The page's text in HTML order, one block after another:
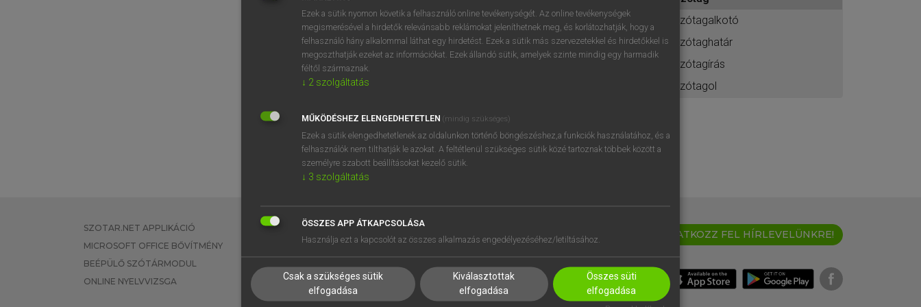
BELÉPÉS
próbaverziójának elindításához
regisztrálok ésbelépek.
REGISZTRÁCIÓ
szótagalkotó
szótaghatár
szótagírás
szótagol
SZOTAR.NET APPLIKÁCIÓ
MICROSOFT OFFICE BŐVÍTMÉNY
BEÉPÜLŐ SZÓTÁRMODUL
ONLINE NYELVVIZSGA
EGYÉNI FELHASZNÁLÓKNAK
TANULÓKNAK
VÁLLALATI MEGOLDÁSOK
SÚGÓ
RÓLUNK
SÜTI BEÁLLÍTÁSOK
IRATKOZZ FEL HÍRLEVELÜNKRE!
Ezek a sütik nyomon követik a felhasználó online tevékenységét. Az online tevékenységek
megismerésével a hirdetők relevánsabb reklámokat jeleníthetnek meg, és korlátozhatják, hogy a
felhasználó hány alkalommal láthat egy hirdetést. Ezek a sütik más szervezetekkel és hirdetőkkel is
megoszthatják ezeket az információkat. Ezek állandó sütik, amelyek szinte mindig egy harmadik
féltől származnak.
↓ 2 szolgáltatás
MŰKÖDÉSHEZ ELENGEDHETETLEN (mindig szükséges)
Ezek a sütik elengedhetetlenek az oldalunkon történő böngészéshez,a funkciók használatához, és a
felhasználók nem tilthatják le azokat. A feltétlenül szükséges sütik közé tartoznak többek között a
személyre szabott beállításokat kezelő sütik.
↓ 3 szolgáltatás
ÖSSZES APP ÁTKAPCSOLÁSA
Használja ezt a kapcsolót az összes alkalmazás engedélyezéséhez/letiltásához.
Csak a szükséges sütik
elfogadása
Kiválasztottak
elfogadása
Összes süti
elfogadása